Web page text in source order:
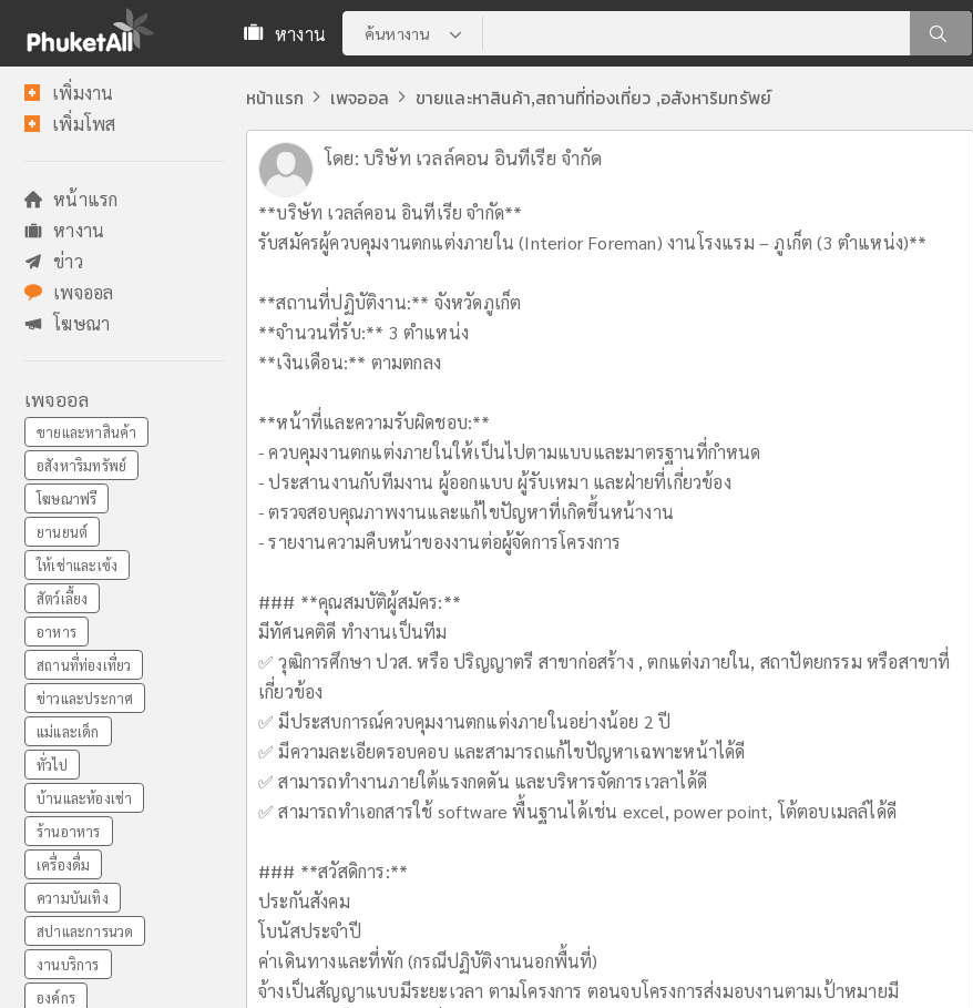
หางาน ค้นหางาน
เพิ่มงาน
เพิ่มโพส
หน้าแรก
หางาน
ข่าว
เพจออล
โฆษณา
เพจออล
ขายและหาสินค้า
อสังหาริมทรัพย์
โฆษณาฟรี
ยานยนต์
ให้เช่าและเซ้ง
สัตว์เลี้ยง
อาหาร
สถานที่ท่องเที่ยว
ข่าวและประกาศ
แม่และเด็ก
ทั่วไป
บ้านและห้องเช่า
ร้านอาหาร
เครื่องดื่ม
ความบันเทิง
สปาและการนวด
งานบริการ
องค์กร
หน้าแรก เพจออล ขายและหาสินค้า,สถานที่ท่องเที่ยว ,อสังหาริมทรัพย์
โดย: บริษัท เวลล์คอน อินทีเรีย จำกัด
**บริษัท เวลล์คอน อินทีเรีย จำกัด**
รับสมัครผู้ควบคุมงานตกแต่งภายใน (Interior Foreman) งานโรงแรม – ภูเก็ต (3 ตำแหน่ง)**
**สถานที่ปฏิบัติงาน:** จังหวัดภูเก็ต
**จำนวนที่รับ:** 3 ตำแหน่ง
**เงินเดือน:** ตามตกลง
**หน้าที่และความรับผิดชอบ:**
- ควบคุมงานตกแต่งภายในให้เป็นไปตามแบบและมาตรฐานที่กำหนด
- ประสานงานกับทีมงาน ผู้ออกแบบ ผู้รับเหมา และฝ่ายที่เกี่ยวข้อง
- ตรวจสอบคุณภาพงานและแก้ไขปัญหาที่เกิดขึ้นหน้างาน
- รายงานความคืบหน้าของงานต่อผู้จัดการโครงการ
### **คุณสมบัติผู้สมัคร:**
มีทัศนคติดี ทำงานเป็นทีม
✅ วุฒิการศึกษา ปวส. หรือ ปริญญาตรี สาขาก่อสร้าง , ตกแต่งภายใน, สถาปัตยกรรม หรือสาขาที่
เกี่ยวข้อง
✅ มีประสบการณ์ควบคุมงานตกแต่งภายในอย่างน้อย 2 ปี
✅ มีความละเอียดรอบคอบ และสามารถแก้ไขปัญหาเฉพาะหน้าได้ดี
✅ สามารถทำงานภายใต้แรงกดดัน และบริหารจัดการเวลาได้ดี
✅ สามารถทำเอกสารใช้ software พื้นฐานได้เช่น excel, power point, โต้ตอบเมลล์ได้ดี
### **สวัสดิการ:**
ประกันสังคม
โบนัสประจำปี
ค่าเดินทางและที่พัก (กรณีปฏิบัติงานนอกพื้นที่)
จ้างเป็นสัญญาแบบมีระยะเวลา ตามโครงการ ตอนจบโครงการส่งมอบงานตามเป้าหมายมี